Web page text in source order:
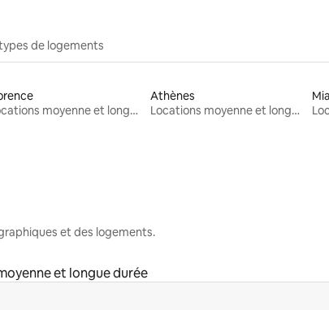
de logements
Locations moyenne et longue durée
Athènes
Locations moyenne et longue durée
et des logements.
et longue durée